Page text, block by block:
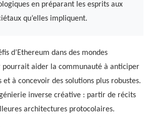
en préparant les esprits aux
qu’elles impliquent.
d’Ethereum dans des mondes
pourrait aider la communauté à anticiper
à concevoir des solutions plus robustes.
inverse créative : partir de récits
architectures protocolaires.